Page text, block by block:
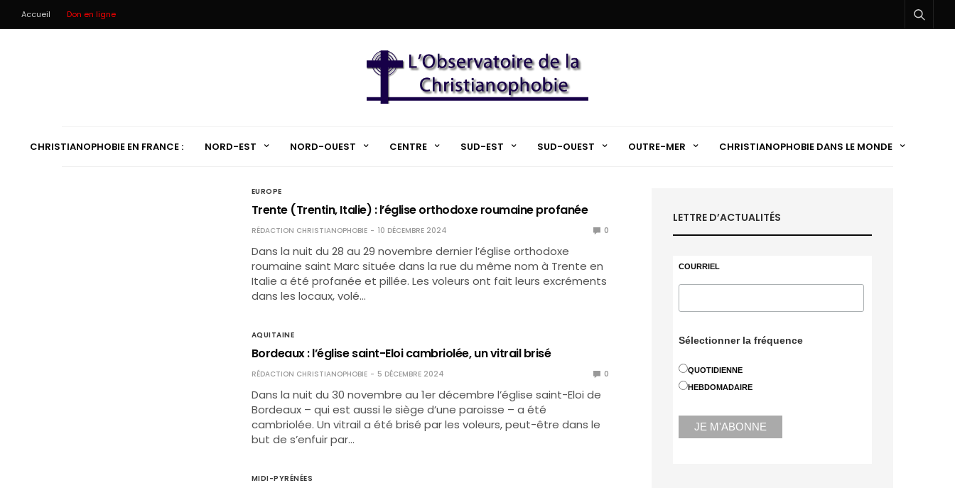
Accueil Don en ligne
CHRISTIANOPHOBIE EN FRANCE : NORD-EST NORD-OUEST CENTRE SUD-EST SUD-OUEST OUTRE-MER CHRISTIANOPHOBIE DANS LE MONDE
EUROPE
Trente (Trentin, Italie) : l’église orthodoxe roumaine profanée
RÉDACTION CHRISTIANOPHOBIE 10 DÉCEMBRE 2024 0
Dans la nuit du 28 au 29 novembre dernier l’église orthodoxe
roumaine saint Marc située dans la rue du même nom à Trente en
Italie a été profanée et pillée. Les voleurs ont fait leurs excréments
dans les locaux, volé…
AQUITAINE
Bordeaux : l’église saint-Eloi cambriolée, un vitrail brisé
RÉDACTION CHRISTIANOPHOBIE 5 DÉCEMBRE 2024 0
Dans la nuit du 30 novembre au 1er décembre l’église saint-Eloi de
Bordeaux – qui est aussi le siège d’une paroisse – a été
cambriolée. Un vitrail a été brisé par les voleurs, peut-être dans le
but de s’enfuir par…
MIDI-PYRÉNÉES
LETTRE D’ACTUALITÉS
COURRIEL
Sélectionner la fréquence
QUOTIDIENNE
HEBDOMADAIRE